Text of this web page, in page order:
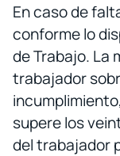
En caso de
conforme lo
de Trabajo. La
trabajador
supere los
del trabajador